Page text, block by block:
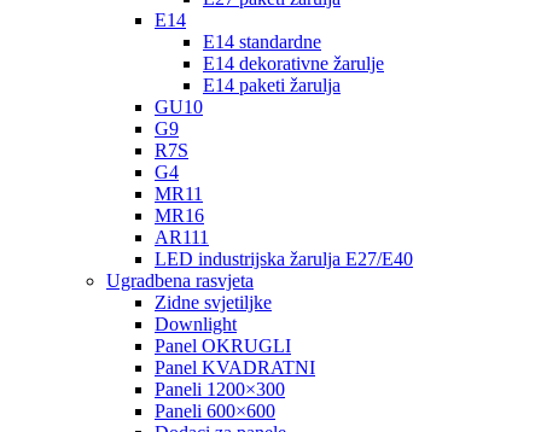
E14
E14 standardne
E14 dekorativne žarulje
E14 paketi žarulja
GU10
G9
R7S
G4
MR11
MR16
AR111
LED industrijska žarulja E27/E40
Ugradbena rasvjeta
Zidne svjetiljke
Downlight
Panel OKRUGLI
Panel KVADRATNI
Paneli 1200×300
Paneli 600×600